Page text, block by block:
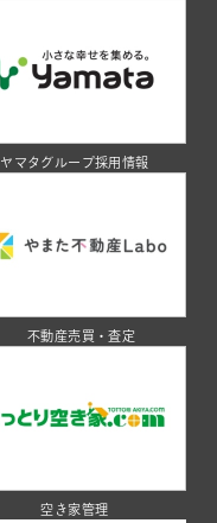
ヤマタグループ採用情報
不動産売買・査定
空き家管理